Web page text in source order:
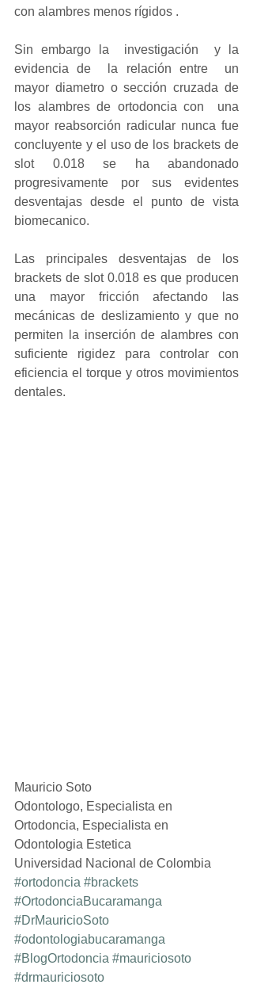
con alambres menos rígidos .
Sin embargo la  investigación  y la
evidencia de  la relación entre  un
mayor diametro o sección cruzada de
los alambres de ortodoncia con  una
mayor reabsorción radicular nunca fue
concluyente y el uso de los brackets de
slot 0.018 se ha abandonado
progresivamente por sus evidentes
desventajas desde el punto de vista
biomecanico.
Las principales desventajas de los
brackets de slot 0.018 es que producen
una mayor fricción afectando las
mecánicas de deslizamiento y que no
permiten la inserción de alambres con
suficiente rigidez para controlar con
eficiencia el torque y otros movimientos
dentales.
Mauricio Soto
Odontologo, Especialista en
Ortodoncia, Especialista en
Odontologia Estetica
Universidad Nacional de Colombia
#ortodoncia #brackets
#OrtodonciaBucaramanga
#DrMauricioSoto
#odontologiabucaramanga
#BlogOrtodoncia #mauriciosoto
#drmauriciosoto